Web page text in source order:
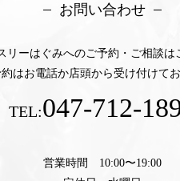
お問い合わせ
リーはぐみへのご予約・ご相談は
約はお電話か店頭から受け付けてお
TEL:047-712-
営業時間 10:00〜19:00